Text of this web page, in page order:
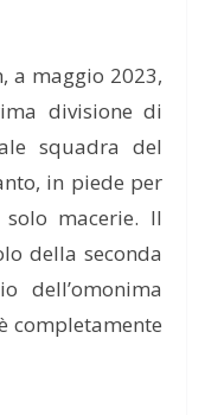
a maggio 2023,
divisione di
squadra del
in piede per
macerie. Il
della seconda
dell’omonima
completamente